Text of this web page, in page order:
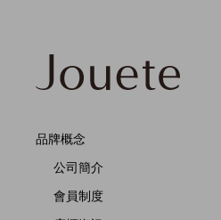
品牌概念
公司簡介
會員制度